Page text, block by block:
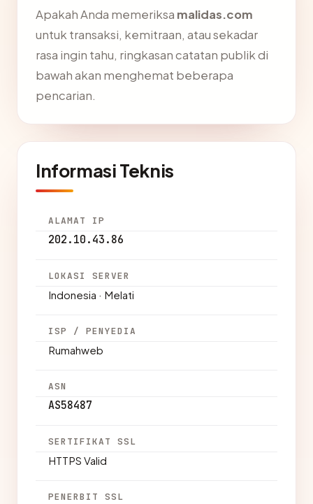
Apakah Anda memeriksa malidas.com
untuk transaksi, kemitraan, atau sekadar
rasa ingin tahu, ringkasan catatan publik di
bawah akan menghemat beberapa
pencarian.
Informasi Teknis
ALAMAT IP
202.10.43.86
LOKASI SERVER
Indonesia · Melati
ISP / PENYEDIA
Rumahweb
ASN
AS58487
SERTIFIKAT SSL
HTTPS Valid
PENERBIT SSL